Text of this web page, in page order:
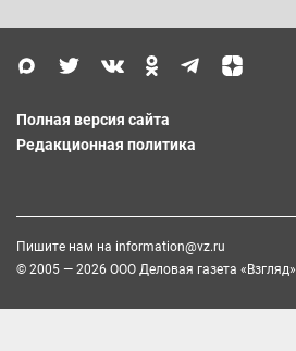
Полная версия сайта
Редакционная политика
Пишите нам на information@vz.ru
© 2005 — 2026 ООО Деловая газета «Взгляд»